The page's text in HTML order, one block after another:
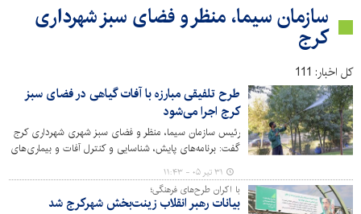
سازمان سیما، منظر و فضای سبز شهرداری
کرج
کل اخبار: 111
طرح تلفیقی مبارزه با آفات گیاهی در فضای سبز
کرج اجرا می‌شود
رئیس سازمان سیما، منظر و فضای سبز شهری شهرداری کرج
گفت: برنامه‌های پایش، شناسایی و کنترل آفات و بیماری‌های
کرج اجرا می‌شود.
۳۱ تیر ۰۵ - ۱۱:۴۳
با اکران طرح‌های فرهنگی؛
بیانات رهبر انقلاب زینت‌بخش شهرکرج شد